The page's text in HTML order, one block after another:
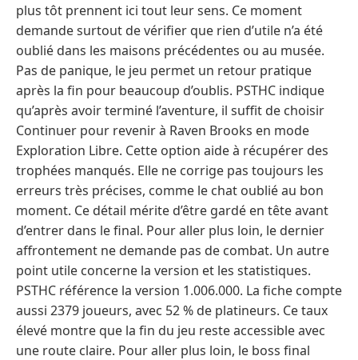
plus tôt prennent ici tout leur sens. Ce moment
demande surtout de vérifier que rien d’utile n’a été
oublié dans les maisons précédentes ou au musée.
Pas de panique, le jeu permet un retour pratique
après la fin pour beaucoup d’oublis. PSTHC indique
qu’après avoir terminé l’aventure, il suffit de choisir
Continuer pour revenir à Raven Brooks en mode
Exploration Libre. Cette option aide à récupérer des
trophées manqués. Elle ne corrige pas toujours les
erreurs très précises, comme le chat oublié au bon
moment. Ce détail mérite d’être gardé en tête avant
d’entrer dans le final. Pour aller plus loin, le dernier
affrontement ne demande pas de combat. Un autre
point utile concerne la version et les statistiques.
PSTHC référence la version 1.006.000. La fiche compte
aussi 2379 joueurs, avec 52 % de platineurs. Ce taux
élevé montre que la fin du jeu reste accessible avec
une route claire. Pour aller plus loin, le boss final